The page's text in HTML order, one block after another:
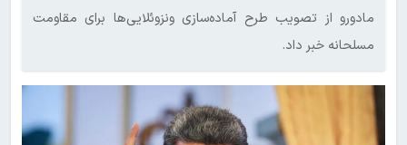
مادورو از تصویب طرح آماده‌سازی ونزوئلایی‌ها برای مقاومت
مسلحانه خبر داد.